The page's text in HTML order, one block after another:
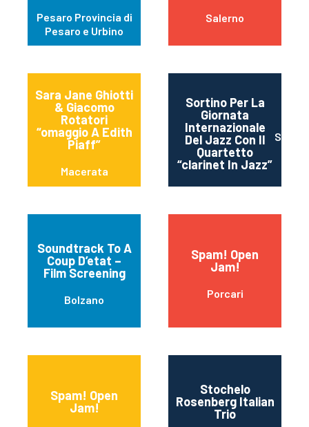
Pesaro Provincia di
Pesaro e Urbino
Salerno
Sara Jane Ghiotti
& Giacomo
Rotatori
“omaggio A Edith
Piaff”
Macerata
Sortino Per La
Giornata
Internazionale
Del Jazz Con Il
Quartetto
“clarinet In Jazz”
Soundtrack To A
Coup D’etat –
Film Screening
Bolzano
Spam! Open
Jam!
Porcari
Spam! Open
Jam!
Stochelo
Rosenberg Italian
Trio